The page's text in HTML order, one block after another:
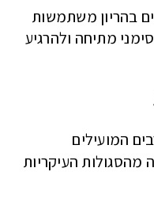
בהריון משתמשות
מתיחה ולהרגיע
המועילים
מהסגולות העיקריות